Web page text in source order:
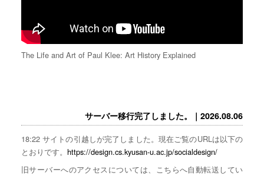
The Life and Art of Paul Klee: Art History Explained
サーバー移行完了しました。｜2026.08.06
18:22 サイトの引越しが完了しました。現在ご覧のURLは以下の
とおりです。 https://design.cs.kyusan-u.ac.jp/socialdesign/
旧サーバーへのアクセスについては、こちらへ自動転送してい